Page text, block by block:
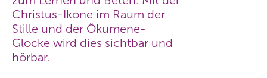
Christus-Ikone im Raum der
Stille und der Ökumene-
Glocke wird dies sichtbar und
hörbar.